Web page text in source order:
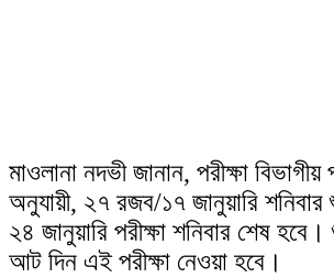
মাওলানা নদভী জানান, পরীক্ষা বিভাগীয়
অনুযায়ী, ২৭ রজব/১৭ জানুয়ারি
২৪ জানুয়ারি পরীক্ষা শনিবার শেষ
আট দিন এই পরীক্ষা নেওয়া হবে।